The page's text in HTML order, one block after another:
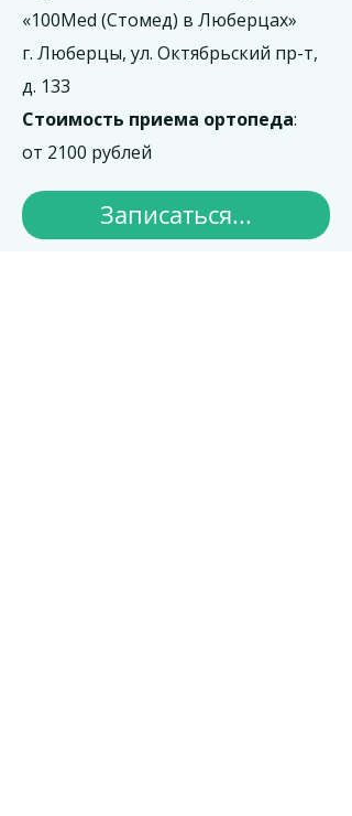
«100Med (Стомед) в Люберцах»
г. Люберцы, ул. Октябрьский пр-т,
д. 133
Стоимость приема ортопеда:
от 2100 рублей
Записаться...